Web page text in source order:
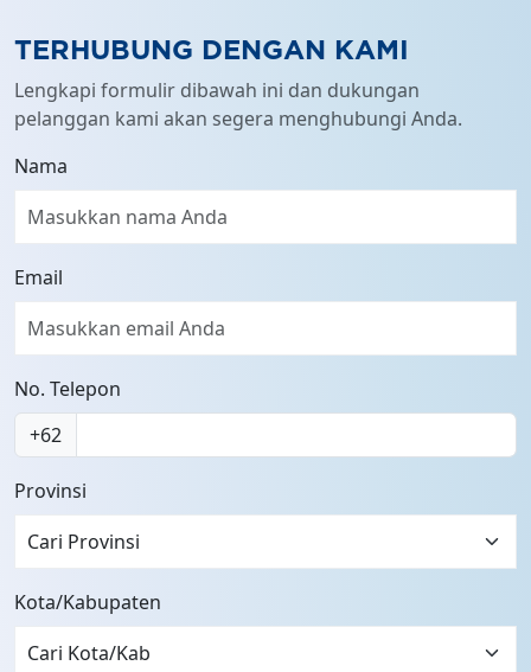
TERHUBUNG DENGAN KAMI
Lengkapi formulir dibawah ini dan dukungan
pelanggan kami akan segera menghubungi Anda.
Nama
Email
No. Telepon
+62
Provinsi
Cari Provinsi
Kota/Kabupaten